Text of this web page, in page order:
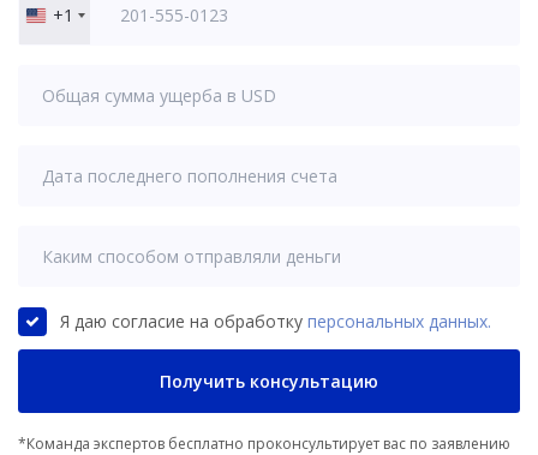
United
+1
Я даю согласие на обработку персональных данных.
Получить консультацию
*Команда экспертов бесплатно проконсультирует вас по заявлению